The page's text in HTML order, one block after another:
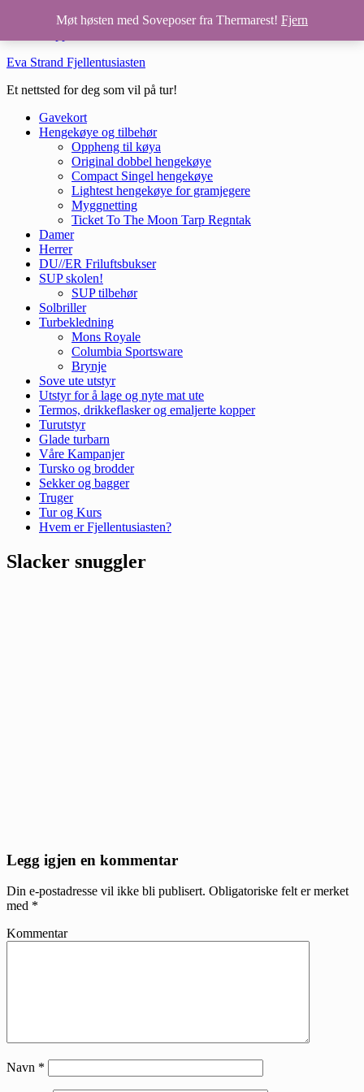
Hopp til hovedinnhold
Eva Strand Fjellentusiasten
Et nettsted for deg som vil på tur!
Gavekort
Hengekøye og tilbehør
Oppheng til køya
Original dobbel hengekøye
Compact Singel hengekøye
Lightest hengekøye for gramjegere
Myggnetting
Ticket To The Moon Tarp Regntak
Damer
Herrer
DU//ER Friluftsbukser
SUP skolen!
SUP tilbehør
Solbriller
Turbekledning
Mons Royale
Columbia Sportsware
Brynje
Sove ute utstyr
Utstyr for å lage og nyte mat ute
Termos, drikkeflasker og emaljerte kopper
Turutstyr
Glade turbarn
Våre Kampanjer
Tursko og brodder
Sekker og bagger
Truger
Tur og Kurs
Hvem er Fjellentusiasten?
Slacker snuggler
Reader
Legg igjen en kommentar
Din e-postadresse vil ikke bli publisert. Obligatoriske felt er merket
med *
Kommentar
Navn *
Møt høsten med Soveposer fra Thermarest! Fjern